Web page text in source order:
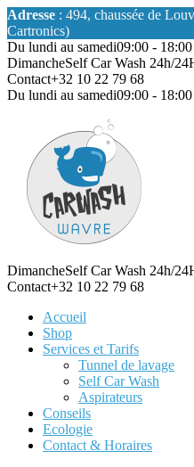
Adresse : 494, chaussée de
Cartronics)
Du lundi au samedi09:00 - 18:00
DimancheSelf Car Wash 24h/
Contact+32 10 22 79 68
Du lundi au samedi09:00 - 18:00
DimancheSelf Car Wash 24h/
Contact+32 10 22 79 68
Accueil
Shop
Services et Tarifs
Tunnel de lavage
Self Car Wash
Aspirateurs
Conseils
Ecologie
Contact & Horaires